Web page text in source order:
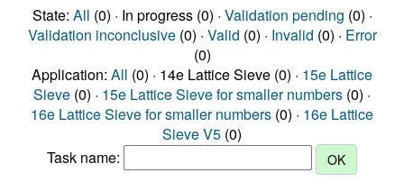
State: All (0) · In progress (0) · Validation pending (0) ·
Validation inconclusive(0) · Valid (0) · Invalid (0) · Error
(0)
Application: All (0) · 14e Lattice Sieve (0) · 15e Lattice
Sieve (0) · 15e Lattice Sieve for smaller numbers (0) ·
16e Lattice Sieve for smaller numbers (0) · 16e Lattice
Sieve V5 (0)
Task name: